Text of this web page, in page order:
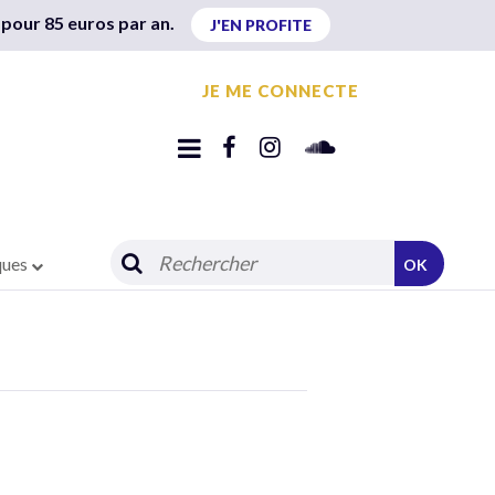
85 euros par an. J'EN PROFITE
JE ME CONNECTE
OK